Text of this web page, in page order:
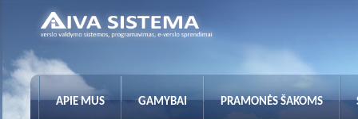
APIE MUS GAMYBAI PRAMONĖS ŠAKOMS